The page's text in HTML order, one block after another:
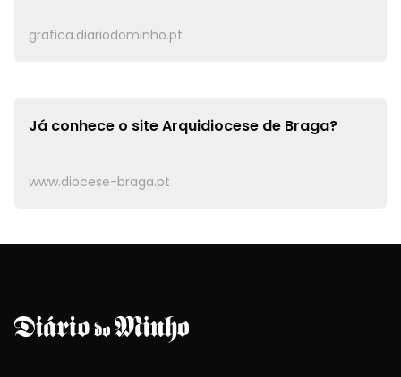
grafica.diariodominho.pt
Já conhece o siteArquidiocese de Braga?
www.diocese-braga.pt